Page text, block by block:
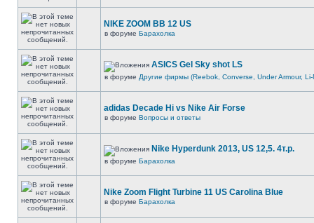
NIKE ZOOM BB 12 US
в форуме Барахолка
ASICS Gel Sky shot LS
в форуме Другие фирмы (Reebok, Converse, Under Armour, Li-
adidas Decade Hi vs Nike Air Forse
в форуме Вопросы и ответы
Nike Hyperdunk 2013, US 12,5. 4т.р.
в форуме Барахолка
Nike Zoom Flight Turbine 11 US Carolina Blue
в форуме Барахолка